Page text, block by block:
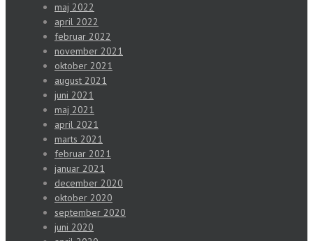
maj 2022
april 2022
februar 2022
november 2021
oktober 2021
august 2021
juni 2021
maj 2021
april 2021
marts 2021
februar 2021
januar 2021
december 2020
oktober 2020
september 2020
juni 2020